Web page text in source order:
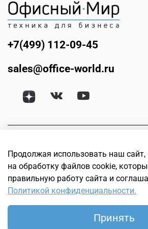
+7(499) 112-09-45
sales@office-world.ru
© Офисный мир. Интернет магазин
Офисное, банковское, торговое и
полиграфии, 2005–2026
Продолжая использовать наш сайт,
на обработку файлов cookie,
правильную работу сайта и
Политикой конфиденциальности.
Принять